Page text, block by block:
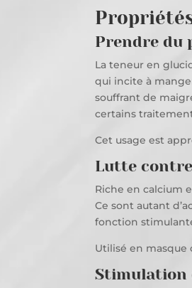
Prendre du
La teneur en
qui incite à
souffrant de
certains
Cet usage est
Lutte
Riche en calcium
Ce sont autant
fonction
Utilisé en
Stimulation